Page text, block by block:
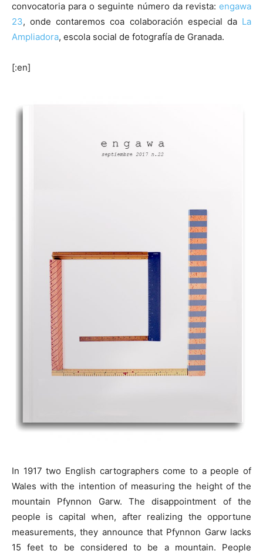
convocatoria para o seguinte número da revista: engawa
23, onde contaremos coa colaboración especial da La
Ampliadora, escola social de fotografía de Granada.
[:en]
In 1917 two English cartographers come to a people of
Wales with the intention of measuring the height of the
mountain Pfynnon Garw. The disappointment of the
people is capital when, after realizing the opportune
measurements, they announce that Pfynnon Garw lacks
15 feet to be considered to be a mountain. People